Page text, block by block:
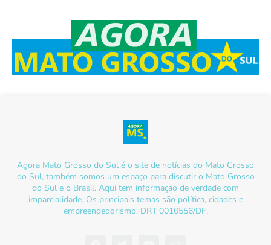
Agora Mato Grosso do Sul é o site de notícias do Mato Grosso
do Sul, também somos um espaço para discutir o Mato Grosso
do Sul e o Brasil. Aqui tem informação de verdade com
imparcialidade. Os principais temas são política, cidades e
empreendedorismo. DRT 0010556/DF.